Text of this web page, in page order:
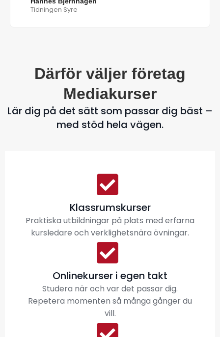
Tidningen Syre
Därför väljer företag
Mediakurser
Lär dig på det sätt som passar dig bäst –
med stöd hela vägen.
Klassrumskurser
Praktiska utbildningar på plats med erfarna
kursledare och verklighetsnära övningar.
Onlinekurser i egen takt
Studera när och var det passar dig.
Repetera momenten så många gånger du
vill.